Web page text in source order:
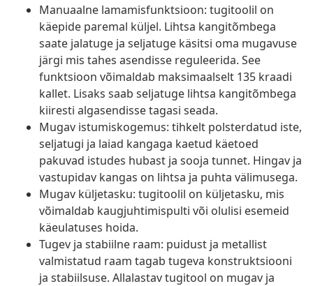
Manuaalne lamamisfunktsioon: tugitoolil on
käepide paremal küljel. Lihtsa kangitõmbega
saate jalatuge ja seljatuge käsitsi oma mugavuse
järgi mis tahes asendisse reguleerida. See
funktsioon võimaldab maksimaalselt 135 kraadi
kallet. Lisaks saab seljatuge lihtsa kangitõmbega
kiiresti algasendisse tagasi seada.
Mugav istumiskogemus: tihkelt polsterdatud iste,
seljatugi ja laiad kangaga kaetud käetoed
pakuvad istudes hubast ja sooja tunnet. Hingav ja
vastupidav kangas on lihtsa ja puhta välimusega.
Mugav küljetasku: tugitoolil on küljetasku, mis
võimaldab kaugjuhtimispulti või olulisi esemeid
käeulatuses hoida.
Tugev ja stabiilne raam: puidust ja metallist
valmistatud raam tagab tugeva konstruktsiooni
ja stabiilsuse. Allalastav tugitool on mugav ja